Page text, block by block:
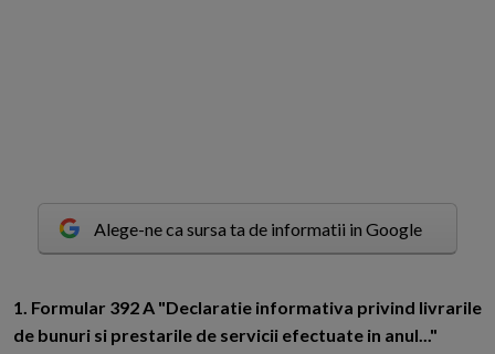
Alege-ne ca sursa ta de informatii in Google
1. Formular 392 A "Declaratie informativa privind livrarile
de bunuri si prestarile de servicii efectuate in anul..."